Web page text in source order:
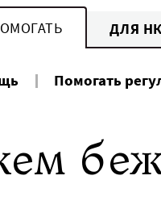
ДЛЯ
Помогать